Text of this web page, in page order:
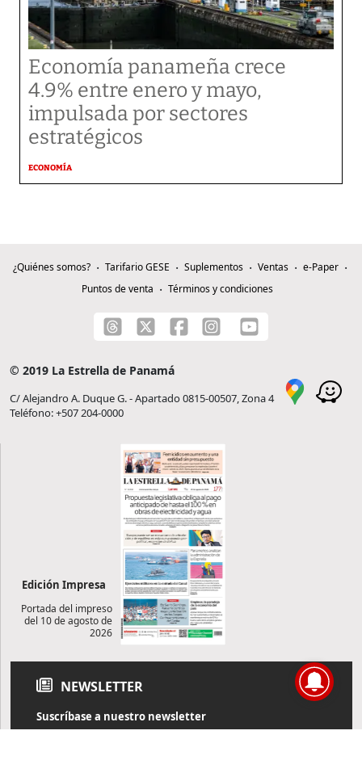
Economía panameña crece
4.9% entre enero y mayo,
impulsada por sectores
estratégicos
ECONOMÍA
¿Quiénes somos? Tarifario GESE Suplementos Ventas
e-Paper
Puntos de venta
Términos y condiciones
© 2019 La Estrella de Panamá
C/ Alejandro A. Duque G. - Apartado 0815-00507, Zona 4
Teléfono: +507 204-0000
Edición Impresa
Portada del impreso
del 10 de agosto de
2026
NEWSLETTER
Suscríbase a nuestro newsletter
Reciba diariamente información de actualidad directamente en